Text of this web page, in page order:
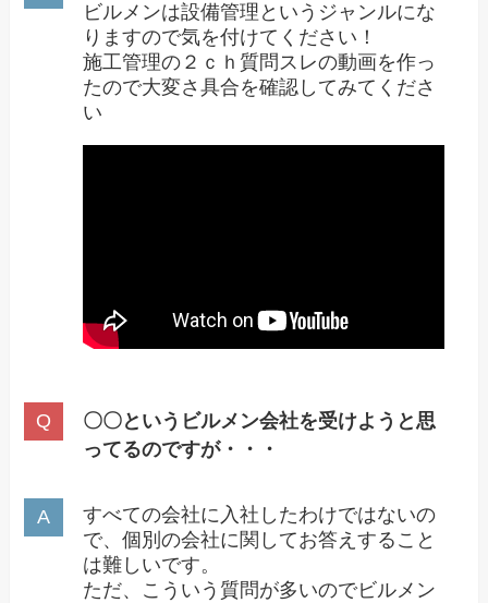
ビルメンは設備管理というジャンルにな
りますので気を付けてください！
施工管理の２ｃｈ質問スレの動画を作っ
たので大変さ具合を確認してみてくださ
い
〇〇というビルメン会社を受けようと思
ってるのですが・・・
すべての会社に入社したわけではないの
で、個別の会社に関してお答えすること
は難しいです。
ただ、こういう質問が多いのでビルメン